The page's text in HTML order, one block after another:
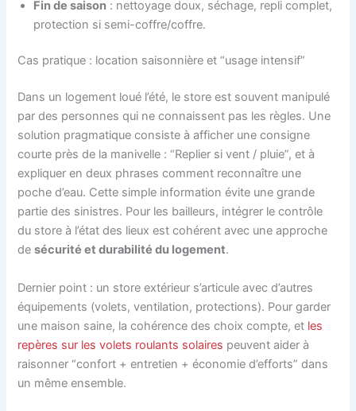
Fin de saison : nettoyage doux, séchage, repli complet,
protection si semi-coffre/coffre.
Cas pratique : location saisonnière et “usage intensif”
Dans un logement loué l’été, le store est souvent manipulé
par des personnes qui ne connaissent pas les règles. Une
solution pragmatique consiste à afficher une consigne
courte près de la manivelle : “Replier si vent / pluie”, et à
expliquer en deux phrases comment reconnaître une
poche d’eau. Cette simple information évite une grande
partie des sinistres. Pour les bailleurs, intégrer le contrôle
du store à l’état des lieux est cohérent avec une approche
desécurité et durabilité du logement.
Dernier point : un store extérieur s’articule avec d’autres
équipements (volets, ventilation, protections). Pour garder
une maison saine, la cohérence des choix compte, et les
repères sur les volets roulants solaires peuvent aider à
raisonner “confort + entretien + économie d’efforts” dans
un même ensemble.